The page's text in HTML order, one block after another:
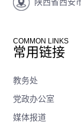
陕西省西安
COMMON LINKS
常用链接
教务处
党政办公室
媒体报道